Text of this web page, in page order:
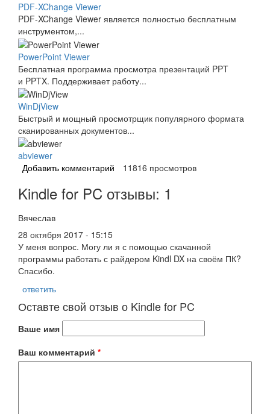
PDF-XChange Viewer
PDF-XChange Viewer является полностью бесплатным
инструментом,...
PowerPoint Viewer
Бесплатная программа просмотра презентаций PPT
и PPTX. Поддерживает работу...
WinDjView
Быстрый и мощный просмотрщик популярного формата
сканированных документов...
abviewer
Добавить комментарий
11816 просмотров
Kindle for PC отзывы: 1
Вячеслав
28 октября 2017 - 15:15
У меня вопрос. Могу ли я с помощью скачанной
программы работать с райдером Kindl DX на своём ПК?
Спасибо.
ответить
Оставте свой отзыв о Kindle for PC
Ваше имя
Ваш комментарий *